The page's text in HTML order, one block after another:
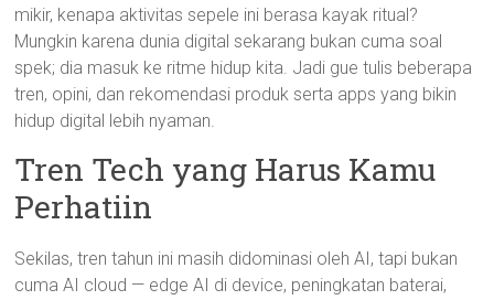
mikir, kenapa aktivitas sepele ini berasa kayak ritual?
Mungkin karena dunia digital sekarang bukan cuma soal
spek; dia masuk ke ritme hidup kita. Jadi gue tulis beberapa
tren, opini, dan rekomendasi produk serta apps yang bikin
hidup digital lebih nyaman.
Tren Tech yang Harus Kamu
Perhatiin
Sekilas, tren tahun ini masih didominasi oleh AI, tapi bukan
cuma AI cloud — edge AI di device, peningkatan baterai,